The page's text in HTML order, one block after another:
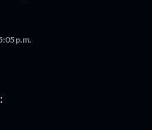
p.m.